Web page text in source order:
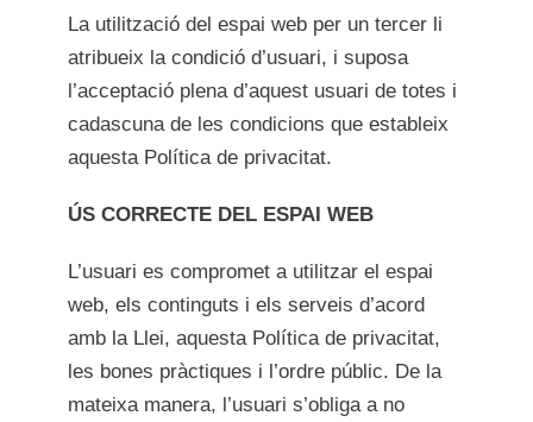
La utilització del espai web per un tercer li
atribueix la condició d’usuari, i suposa
l’acceptació plena d’aquest usuari de totes i
cadascuna de les condicions que estableix
aquesta Política de privacitat.
ÚS CORRECTE DEL ESPAI WEB
L’usuari es compromet a utilitzar el espai
web, els continguts i els serveis d’acord
amb la Llei, aquesta Política de privacitat,
les bones pràctiques i l’ordre públic. De la
mateixa manera, l’usuari s’obliga a no